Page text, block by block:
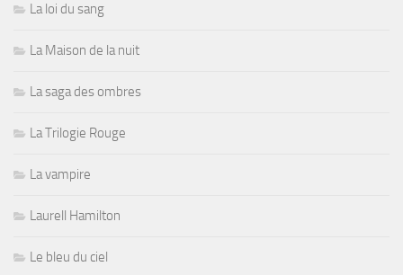
La loi du sang
La Maison de la nuit
La saga des ombres
La Trilogie Rouge
La vampire
Laurell Hamilton
Le bleu du ciel